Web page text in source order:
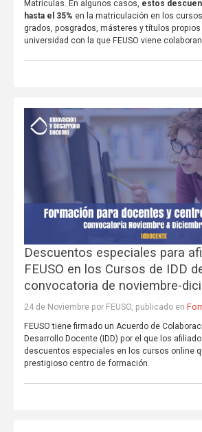
Matrículas. En algunos casos, estos
hasta el 35% en la matriculación en los
grados, posgrados, másteres y títulos
universidad con la que FEUSO viene
Descuentos especiales para
FEUSO en los Cursos de IDD
convocatoria de noviembre-
24 de Noviembre por FEUSO, publicado en
FEUSO tiene firmado un Acuerdo de
Desarrollo Docente (IDD) por el que los
descuentos especiales en los cursos online
prestigioso centro de formación.